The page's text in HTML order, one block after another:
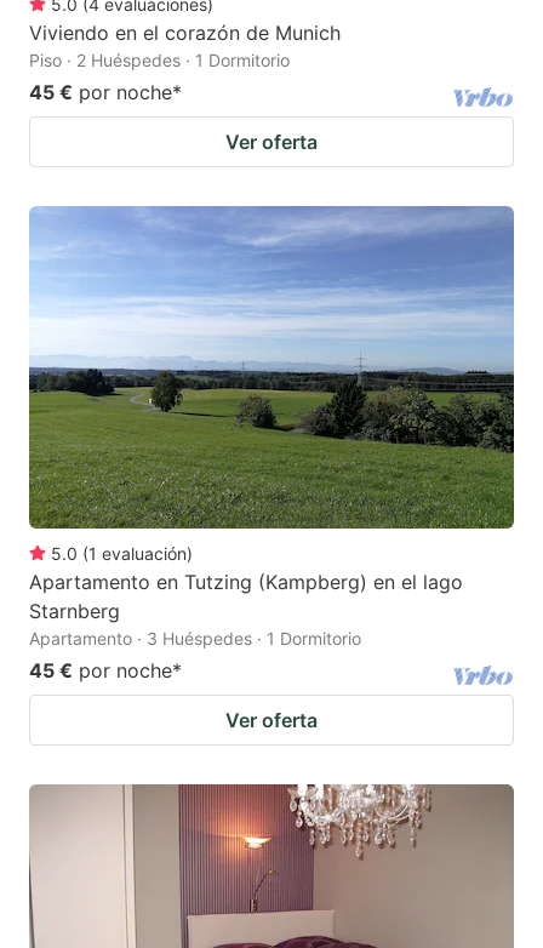
Viviendo en el corazón de Munich
Piso · 2 Huéspedes · 1 Dormitorio
45 € por noche*
Ver oferta
5.0 (1 evaluación)
Apartamento en Tutzing (Kampberg) en el lago
Starnberg
Apartamento · 3 Huéspedes · 1 Dormitorio
45 € por noche*
Ver oferta